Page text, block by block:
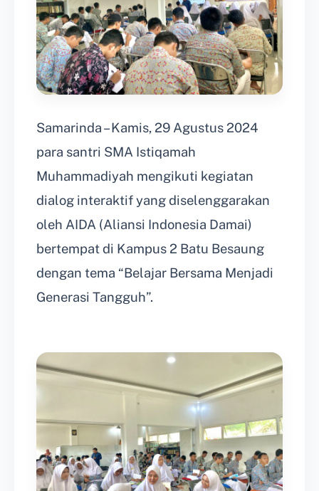
Samarinda – Kamis, 29 Agustus 2024
para santri SMA Istiqamah
Muhammadiyah mengikuti kegiatan
dialog interaktif yang diselenggarakan
oleh AIDA (Aliansi Indonesia Damai)
bertempat di Kampus 2 Batu Besaung
dengan tema “Belajar Bersama Menjadi
Generasi Tangguh”.